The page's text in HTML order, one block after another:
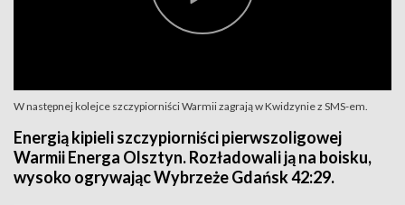
W następnej kolejce szczypiorniści Warmii zagrają w Kwidzynie z SMS-em.
Energią kipieli szczypiorniści pierwszoligowej
Warmii Energa Olsztyn. Rozładowali ją na boisku,
wysoko ogrywając Wybrzeże Gdańsk 42:29.